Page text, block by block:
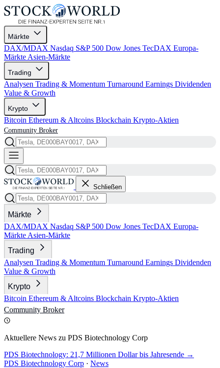
Märkte
DAX/MDAX Nasdaq S&P 500 Dow Jones TecDAX Europa-
Märkte Asien-Märkte
Trading
Analysen Trading & Momentum Turnaround Earnings Dividenden
Value & Growth
Krypto
Bitcoin Ethereum & Altcoins Blockchain Krypto-Aktien
Community Broker
Schließen
Märkte
DAX/MDAX Nasdaq S&P 500 Dow Jones TecDAX Europa-
Märkte Asien-Märkte
Trading
Analysen Trading & Momentum Turnaround Earnings Dividenden
Value & Growth
Krypto
Bitcoin Ethereum & Altcoins Blockchain Krypto-Aktien
Community Broker
Aktuellere News zu PDS Biotechnology Corp
PDS Biotechnology: 21,7 Millionen Dollar bis Jahresende →
PDS Biotechnology Corp · News